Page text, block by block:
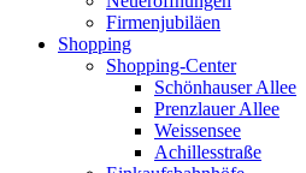
Firmenjubiläen
Shopping
Shopping-Center
Schönhauser Allee
Prenzlauer Allee
Weissensee
Achillesstraße